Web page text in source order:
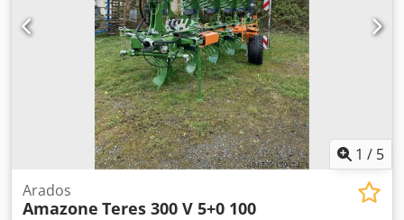
1 / 5
Arados
Amazone Teres 300 V 5+0 100